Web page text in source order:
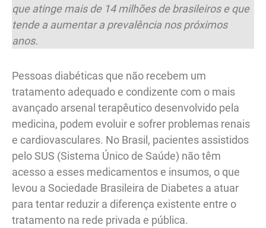
que atinge mais de 14 milhões de brasileiros e que
tende a aumentar a prevalência nos próximos
anos.
Pessoas diabéticas que não recebem um
tratamento adequado e condizente com o mais
avançado arsenal terapêutico desenvolvido pela
medicina, podem evoluir e sofrer problemas renais
e cardiovasculares. No Brasil, pacientes assistidos
pelo SUS (Sistema Único de Saúde) não têm
acesso a esses medicamentos e insumos, o que
levou a Sociedade Brasileira de Diabetes a atuar
para tentar reduzir a diferença existente entre o
tratamento na rede privada e pública.